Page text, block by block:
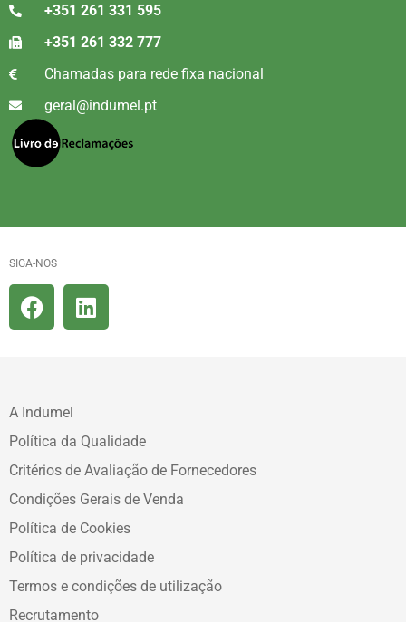
+351 261 331 595
+351 261 332 777
Chamadas para rede fixa nacional
geral@indumel.pt
SIGA-NOS
A Indumel
Política da Qualidade
Critérios de Avaliação de Fornecedores
Condições Gerais de Venda
Política de Cookies
Política de privacidade
Termos e condições de utilização
Recrutamento